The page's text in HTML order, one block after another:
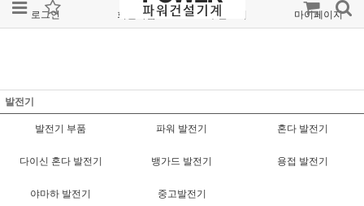
로그인 회원가입 주문조회 마이페이지
발전기
발전기 부품 파워 발전기 혼다 발전기
다이신 혼다 발전기 뱅가드 발전기 용접 발전기
야마하 발전기 중고발전기